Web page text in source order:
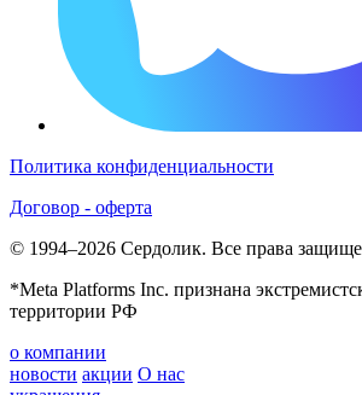
Политика конфиденциальности
Договор - оферта
© 1994–2026 Сердолик. Все права
*Meta Platforms Inc. признана
территории РФ
о компании
новости акции О нас